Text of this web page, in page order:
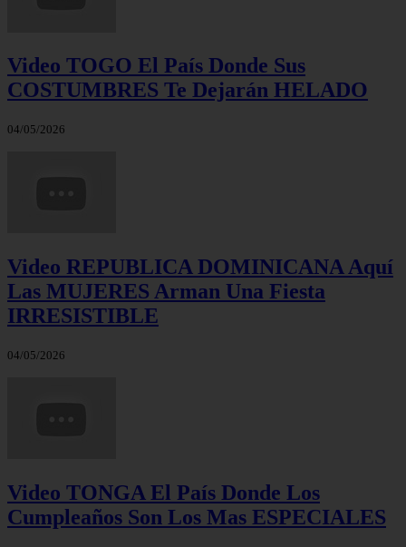
Video TOGO El País Donde Sus
COSTUMBRES Te Dejarán HELADO
04/05/2026
Video REPUBLICA DOMINICANA Aquí
Las MUJERES Arman Una Fiesta
IRRESISTIBLE
04/05/2026
Video TONGA El País Donde Los
Cumpleaños Son Los Mas ESPECIALES